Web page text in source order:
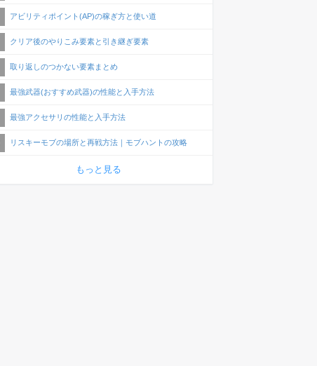
アビリティポイント(AP)の稼ぎ方と使い道
クリア後のやりこみ要素と引き継ぎ要素
取り返しのつかない要素まとめ
最強武器(おすすめ武器)の性能と入手方法
最強アクセサリの性能と入手方法
リスキーモブの場所と再戦方法｜モブハントの攻略
もっと見る